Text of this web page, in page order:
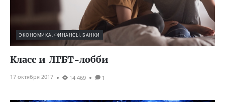
ЭКОНОМИКА, ФИНАНСЫ, БАНКИ
Класс и ЛГБТ-лобби
17 октября 2017 14 469 1